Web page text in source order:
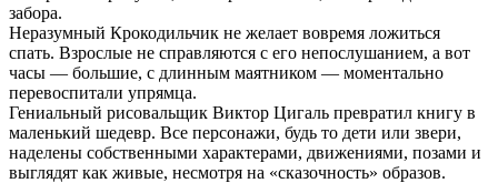
забора.
Неразумный Крокодильчик не желает вовремя ложиться
спать. Взрослые не справляются с его непослушанием, а вот
часы — большие, с длинным маятником — моментально
перевоспитали упрямца.
Гениальный рисовальщик Виктор Цигаль превратил книгу в
маленький шедевр. Все персонажи, будь то дети или звери,
наделены собственными характерами, движениями, позами и
выглядят как живые, несмотря на «сказочность» образов.